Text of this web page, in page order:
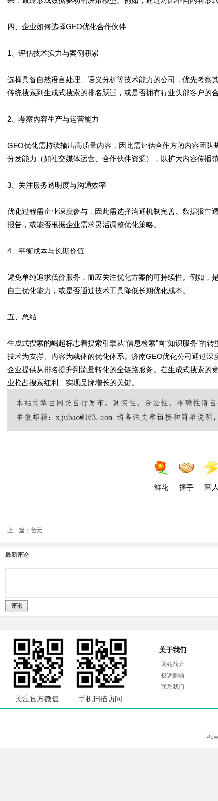
四、企业如何选择GEO优化合作伙伴
1、评估技术实力与案例积累
选择具备自然语言处理、语义分析等技术能力的公司，优先考察
传统搜索到生成式搜索的排名跃迁，或是否拥有行业头部客户的
2、考察内容生产与运营能力
GEO优化需持续输出高质量内容，因此需评估合作方的内容团
分发能力（如社交媒体运营、合作伙伴资源），以扩大内容传播
3、关注服务透明度与沟通效率
优化过程需企业深度参与，因此需选择沟通机制完善、数据报告
报告，或能否根据企业需求灵活调整优化策略。
4、平衡成本与长期价值
避免单纯追求低价服务，而应关注优化方案的可持续性。例如，
自主优化能力，或是否通过技术工具降低长期优化成本。
五、总结
生成式搜索的崛起标志着搜索引擎从“信息检索”向“知识服务”的
技术为支撑、内容为载体的优化体系。济南GEO优化公司通过
企业提供从排名提升到流量转化的全链路服务。在生成式搜索的
业抢占搜索红利、实现品牌增长的关键。
鲜花 握手 雷
上一篇：暂无
最新评论
评论
关注官方微信 手机扫描访问
关于我们
网站简介
投诉删帖
联系我们